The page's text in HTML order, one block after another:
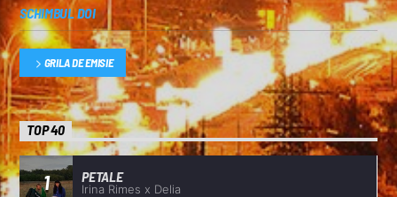
SCHIMBUL DOI
GRILA DE EMISIE
TOP 40
1 PETALE
Irina Rimes x Delia